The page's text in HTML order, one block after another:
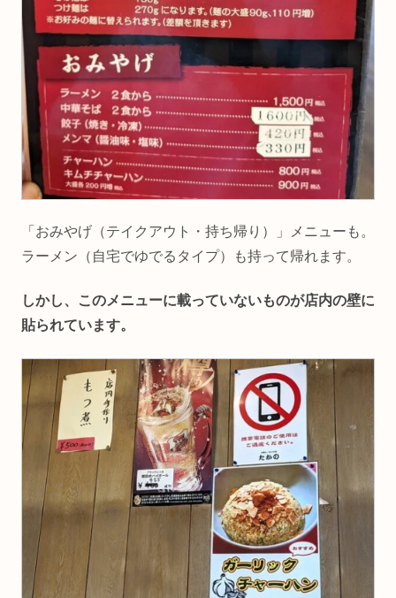
「おみやげ（テイクアウト・持ち帰り）」メニューも。
ラーメン（自宅でゆでるタイプ）も持って帰れます。
しかし、このメニューに載っていないものが店内の壁に
貼られています。